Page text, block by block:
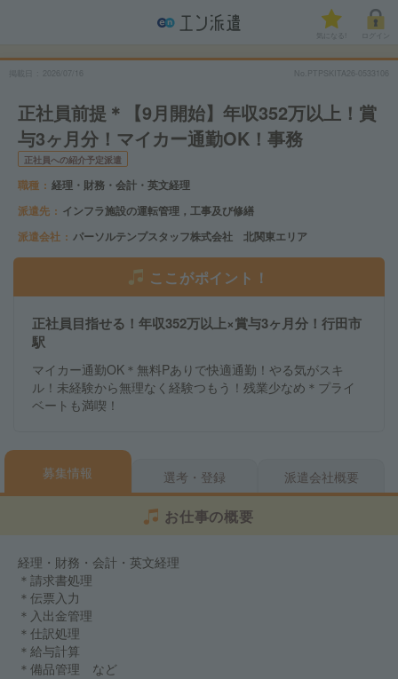
気になる!
2026/07/16 No.PTPSKITA26-0533106
正社員前提＊【9月開始】年収352万以上！賞
与3ヶ月分！マイカー通勤OK！事務
正社員への紹介予定派遣
職種
経理・財務・会計・英文経理
派遣先
インフラ施設の運転管理，工事及び修繕
派遣会社
パーソルテンプスタッフ株式会社 北関東エリア
ここがポイント！
正社員目指せる！年収352万以上×賞与3ヶ月分！行田市
駅
マイカー通勤OK＊無料Pありで快適通勤！やる気がスキ
ル！未経験から無理なく経験つもう！残業少なめ＊プライ
ベートも満喫！
募集情報 選考・登録 派遣会社概要
お仕事の概要
経理・財務・会計・英文経理
＊請求書処理
＊伝票入力
＊入出金管理
＊仕訳処理
＊給与計算
＊備品管理 など